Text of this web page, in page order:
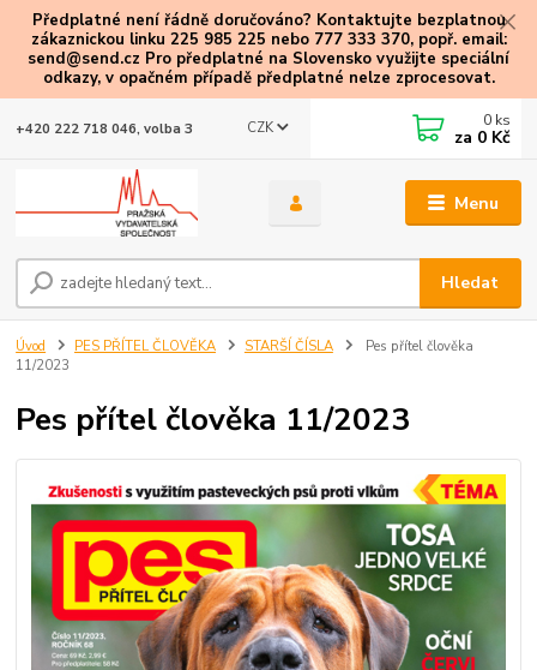
Předplatné není řádně doručováno? Kontaktujte bezplatnou
zákaznickou linku 225 985 225 nebo 777 333 370, popř. email:
send@send.cz Pro předplatné na Slovensko využijte speciální
odkazy, v opačném případě předplatné nelze zprocesovat.
Menu
CZK
Hledat
+420 222 718 046, volba 3 0 ks
za 0 Kč
Úvod PES PŘÍTEL ČLOVĚKA STARŠÍ ČÍSLA
Pes přítel člověka
11/2023
Pes přítel člověka 11/2023